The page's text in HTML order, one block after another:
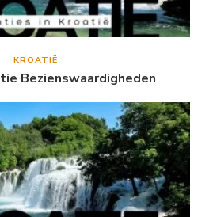
KROATIË
Bezienswaardigheden